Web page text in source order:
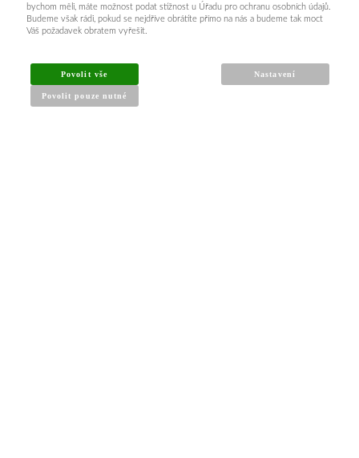
bychom měli, máte možnost podat stížnost u Úřadu pro ochranu osobních údajů.
Budeme však rádi, pokud se nejdříve obrátíte přímo na nás a budeme tak moct
Váš požadavek obratem vyřešit.
Povolit vše
Povolit pouze nutné
Nastavení